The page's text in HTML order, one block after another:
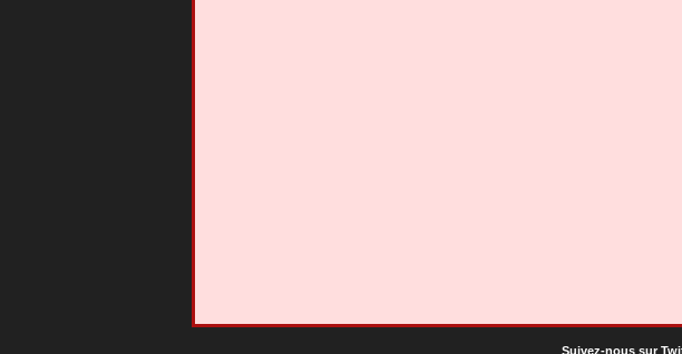
Suivez-nous sur